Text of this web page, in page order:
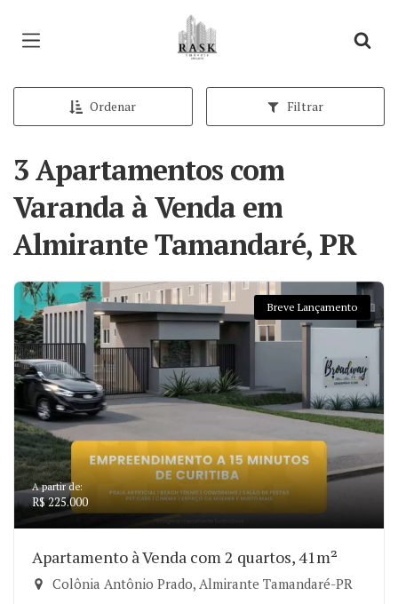
Página inicial
Ordenar Filtrar
3 Apartamentos com
Varanda à Venda em
Almirante Tamandaré, PR
Breve Lançamento
A partir de:
R$ 225.000
Apartamento à Venda com 2 quartos, 41m²
Colônia Antônio Prado, Almirante Tamandaré-PR